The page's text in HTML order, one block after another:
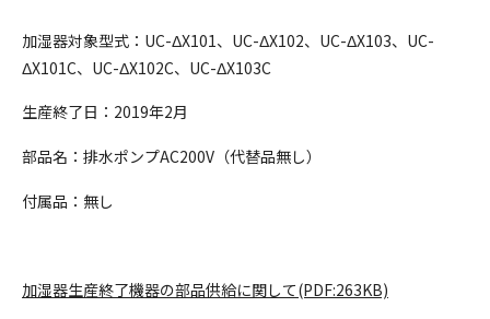
加湿器対象型式：UC-ΔX101、UC-ΔX102、UC-ΔX103、UC-
ΔX101C、UC-ΔX102C、UC-ΔX103C
生産終了日：2019年2月
部品名：排水ポンプAC200V（代替品無し）
付属品：無し
加湿器生産終了機器の部品供給に関して(PDF:263KB)